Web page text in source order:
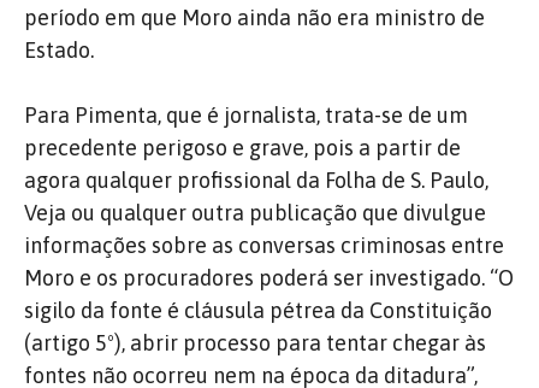
período em que Moro ainda não era ministro de
Estado.
Para Pimenta, que é jornalista, trata-se de um
precedente perigoso e grave, pois a partir de
agora qualquer profissional da Folha de S. Paulo,
Veja ou qualquer outra publicação que divulgue
informações sobre as conversas criminosas entre
Moro e os procuradores poderá ser investigado. “O
sigilo da fonte é cláusula pétrea da Constituição
(artigo 5º), abrir processo para tentar chegar às
fontes não ocorreu nem na época da ditadura”,